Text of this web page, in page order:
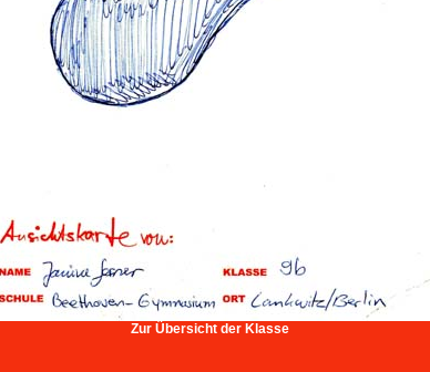
Zur Übersicht der Klasse